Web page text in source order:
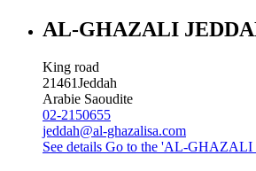
AL-GHAZALI
King road
21461Jeddah
Arabie Saoudite
02-2150655
jeddah@al-ghazalisa.com
See details Go to the 'AL-